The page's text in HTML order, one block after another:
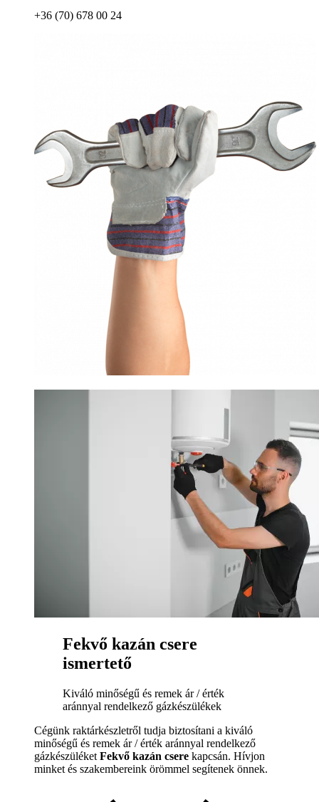
+36 (70) 678 00 24
Fekvő kazán csere
ismertető
Kiváló minőségű és remek ár / érték
aránnyal rendelkező gázkészülékek
Cégünk raktárkészletről tudja biztosítani a kiváló
minőségű és remek ár / érték aránnyal rendelkező
gázkészüléket Fekvő kazán csere kapcsán. Hívjon
minket és szakembereink örömmel segítenek önnek.